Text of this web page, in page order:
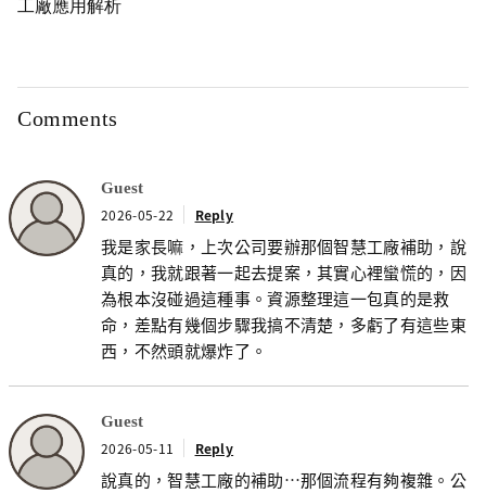
工廠應用解析
Comments
Guest
2026-05-22 Reply
我是家長嘛，上次公司要辦那個智慧工廠補助，說
真的，我就跟著一起去提案，其實心裡蠻慌的，因
為根本沒碰過這種事。資源整理這一包真的是救
命，差點有幾個步驟我搞不清楚，多虧了有這些東
西，不然頭就爆炸了。
Guest
2026-05-11 Reply
說真的，智慧工廠的補助…那個流程有夠複雜。公